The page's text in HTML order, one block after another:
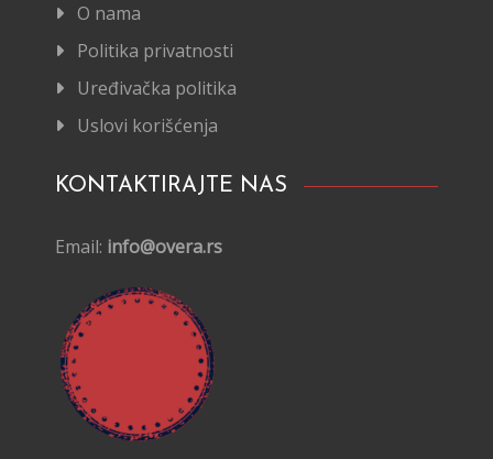
O nama
Politika privatnosti
Uređivačka politika
Uslovi korišćenja
KONTAKTIRAJTE NAS
Email: info@overa.rs